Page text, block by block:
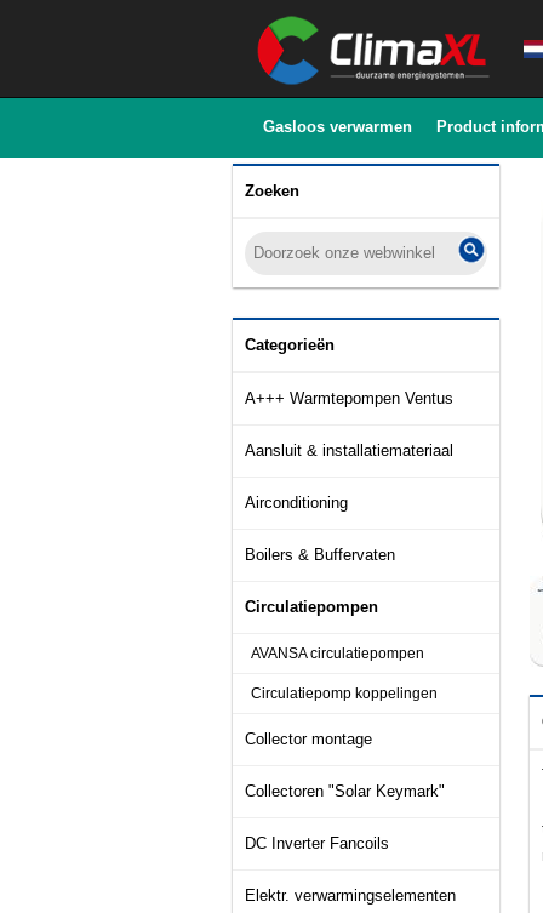
Gasloos verwarmen Product
Zoeken
Categorieën
A+++ Warmtepompen Ventus
Aansluit & installatiemateriaal
Airconditioning
Boilers & Buffervaten
Circulatiepompen
AVANSA circulatiepompen
Circulatiepomp koppelingen
Collector montage
Collectoren "Solar Keymark"
DC Inverter Fancoils
Elektr. verwarmingselementen